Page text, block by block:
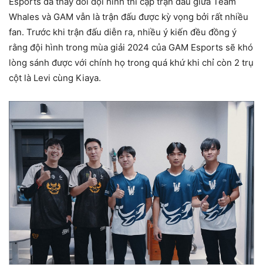
Whales và GAM vẫn là trận đấu được kỳ vọng bởi rất nhiều
fan. Trước khi trận đấu diễn ra, nhiều ý kiến đều đồng ý
rằng đội hình trong mùa giải 2024 của GAM Esports sẽ khó
lòng sánh được với chính họ trong quá khứ khi chỉ còn 2 trụ
cột là Levi cùng Kiaya.